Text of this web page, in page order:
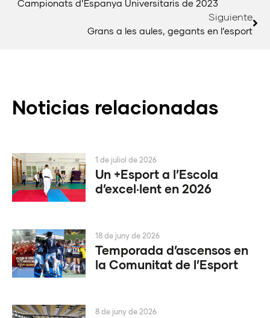
Campionats d’Espanya Universitaris de 2023
Siguiente
Grans a les aules, gegants en l’esport
Noticias relacionadas
Un +Esport a l’Escola
d’excel·lent en 2026
1 de juliol de 2026
Temporada d’ascensos en
la Comunitat de l’Esport
18 de juny de 2026
8 de juny de 2026